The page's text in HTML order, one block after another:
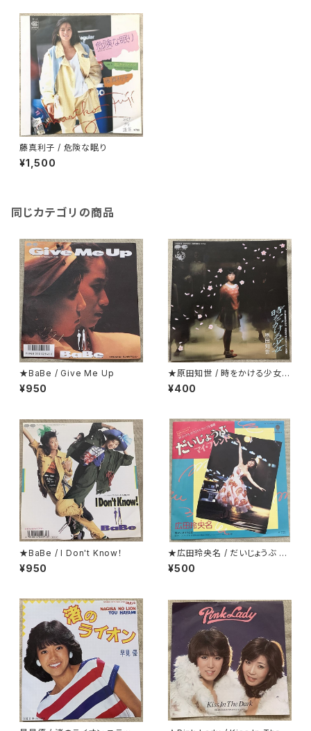
藤真利子 / 危険な眠り
¥1,500
同じカテゴリの商品
★BaBe / Give Me Up
¥950
★原田知世 / 時をかける少女
見開くとカラー・ピンナップにな
っているジャケ
¥400
★BaBe / I Don't Know！
¥950
★広田玲央名 / だいじょうぶ マ
イ・フレンド
¥500